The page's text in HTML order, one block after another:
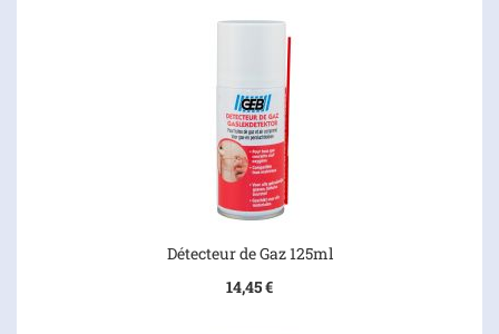
Détecteur de Gaz 125ml
14,45 €